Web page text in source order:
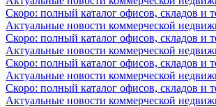
Скоро: полный каталог офисов, складов и
Актуальные новости коммерческой
Скоро: полный каталог офисов, складов и
Актуальные новости коммерческой
Скоро: полный каталог офисов, складов и
Актуальные новости коммерческой
Скоро: полный каталог офисов, складов и
Актуальные новости коммерческой